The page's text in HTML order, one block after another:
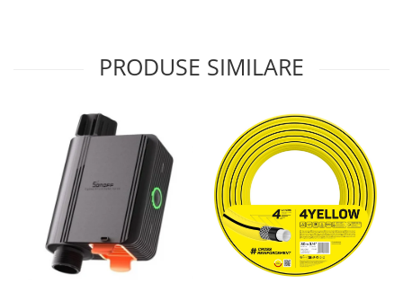
PRODUSE SIMILARE